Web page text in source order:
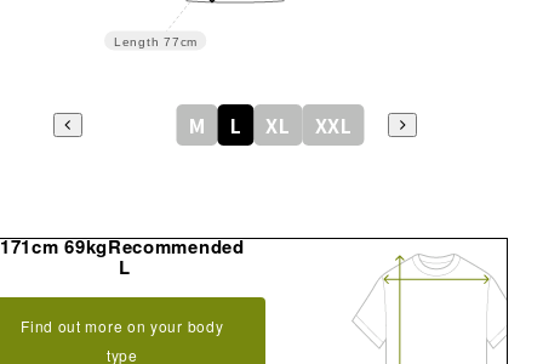
Length 77cm
M L XL XXL
171cm 69kgRecommended
L
Find out more on your body
type